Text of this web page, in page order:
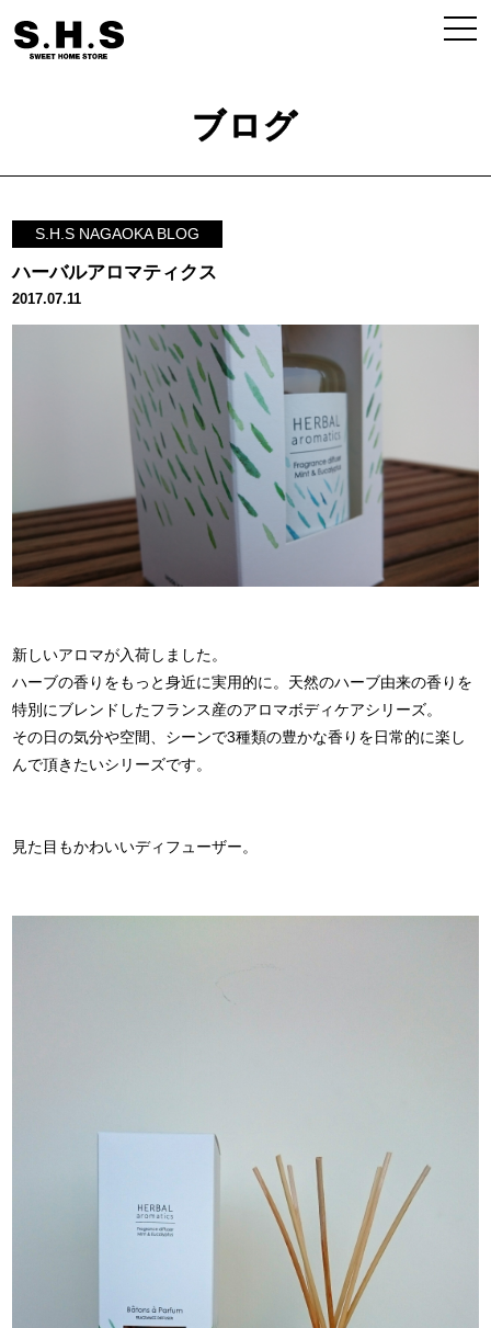
ブログ
S.H.S NAGAOKA BLOG
ハーバルアロマティクス
2017.07.11
新しいアロマが入荷しました。
ハーブの香りをもっと身近に実用的に。天然のハーブ由来の香りを
特別にブレンドしたフランス産のアロマボディケアシリーズ。
その日の気分や空間、シーンで3種類の豊かな香りを日常的に楽し
んで頂きたいシリーズです。
見た目もかわいいディフューザー。